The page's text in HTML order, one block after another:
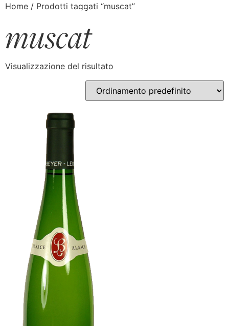
Home / Prodotti taggati “muscat”
muscat
Visualizzazione del risultato